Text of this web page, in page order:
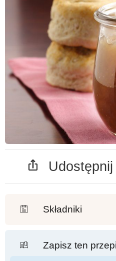
Udostępnij
Składniki
Zapisz ten